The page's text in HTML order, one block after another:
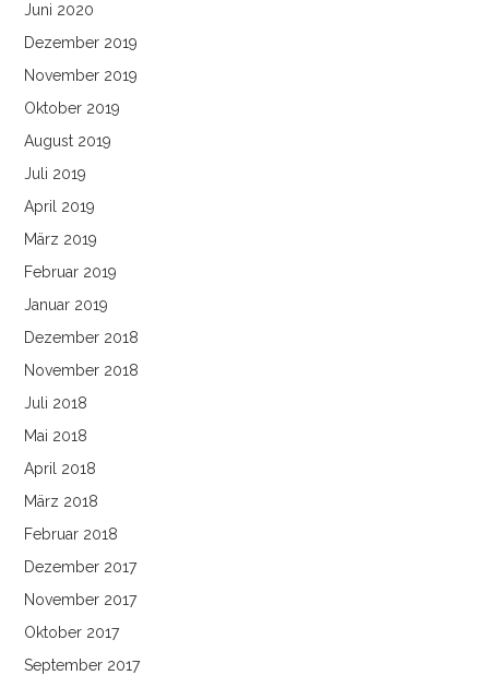
Juni 2020
Dezember 2019
November 2019
Oktober 2019
August 2019
Juli 2019
April 2019
März 2019
Februar 2019
Januar 2019
Dezember 2018
November 2018
Juli 2018
Mai 2018
April 2018
März 2018
Februar 2018
Dezember 2017
November 2017
Oktober 2017
September 2017